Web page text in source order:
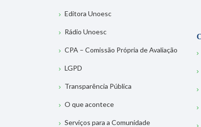
Editora Unoesc
Rádio Unoesc
CPA – Comissão Própria de Avaliação
LGPD
Transparência Pública
O que acontece
Serviços para a Comunidade